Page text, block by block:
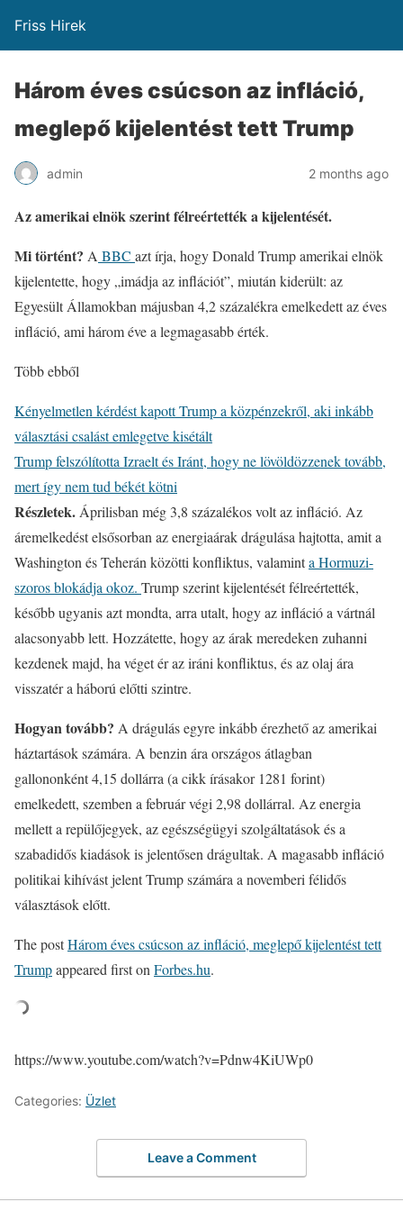
Friss Hirek
Három éves csúcson az infláció,
meglepő kijelentést tett Trump
admin 2 months ago
Az amerikai elnök szerint félreértették a kijelentését.
Mi történt? A BBC azt írja, hogy Donald Trump amerikai elnök
kijelentette, hogy „imádja az inflációt”, miután kiderült: az
Egyesült Államokban májusban 4,2 százalékra emelkedett az éves
infláció, ami három éve a legmagasabb érték.
Több ebből
Kényelmetlen kérdést kapott Trump a közpénzekről, aki inkább
választási csalást emlegetve kisétált
Trump felszólította Izraelt és Iránt, hogy ne lövöldözzenek tovább,
mert így nem tud békét kötni
Részletek. Áprilisban még 3,8 százalékos volt az infláció. Az
áremelkedést elsősorban az energiaárak drágulása hajtotta, amit a
Washington és Teherán közötti konfliktus, valaminta Hormuzi-
szoros blokádja okoz. Trump szerint kijelentését félreértették,
később ugyanis azt mondta, arra utalt, hogy az infláció a vártnál
alacsonyabb lett. Hozzátette, hogy az árak meredeken zuhanni
kezdenek majd, ha véget ér az iráni konfliktus, és az olaj ára
visszatér a háború előtti szintre.
Hogyan tovább? A drágulás egyre inkább érezhető az amerikai
háztartások számára. A benzin ára országos átlagban
gallononként 4,15 dollárra (a cikk írásakor 1281 forint)
emelkedett, szemben a február végi 2,98 dollárral. Az energia
mellett a repülőjegyek, az egészségügyi szolgáltatások és a
szabadidős kiadások is jelentősen drágultak. A magasabb infláció
politikai kihívást jelent Trump számára a novemberi félidős
választások előtt.
The postHárom éves csúcson az infláció, meglepő kijelentést tett
Trumpappeared first on Forbes.hu.
https://www.youtube.com/watch?v=Pdnw4KiUWp0
Categories: Üzlet
Leave a Comment